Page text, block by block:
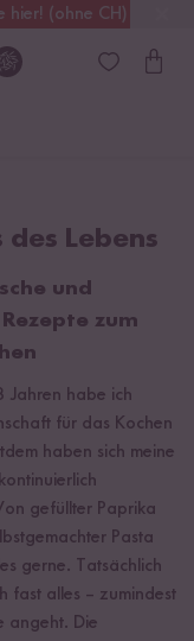
hier! (ohne CH)
Versand
des Lebens
und
zum
Jahren habe ich
für das Kochen
haben sich meine
gefüllter Paprika
Pasta
gerne. Tatsächlich
fast alles – zumindest
angeht. Die